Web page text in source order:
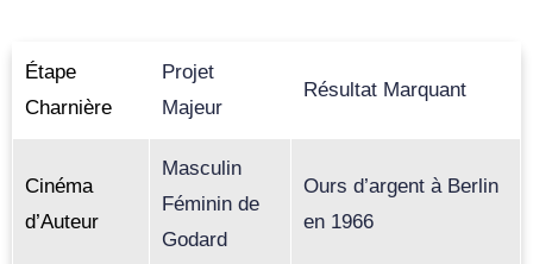
Étape
Charnière
Projet
Majeur
Résultat Marquant
Cinéma
d’Auteur
Masculin
Féminin de
Godard
Ours d’argent à Berlin
en 1966